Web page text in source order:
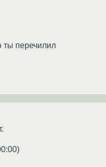
ты перечилил
)